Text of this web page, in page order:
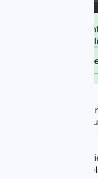
Cet
accueillir des
Voir ses
Le Grau vélo vous
simples ou
Réparation : un
ou entretenir les